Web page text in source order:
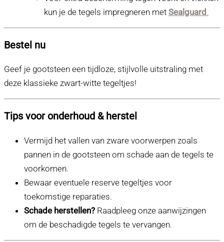
kun je de tegels impregneren met Sealguard.
Bestel nu
Geef je gootsteen een tijdloze, stijlvolle uitstraling met
deze klassieke zwart-witte tegeltjes!
Tips voor onderhoud & herstel
Vermijd het vallen van zware voorwerpen zoals
pannen in de gootsteen om schade aan de tegels te
voorkomen.
Bewaar eventuele reserve tegeltjes voor
toekomstige reparaties.
Schade herstellen? Raadpleeg onze aanwijzingen
om de beschadigde tegels te vervangen.